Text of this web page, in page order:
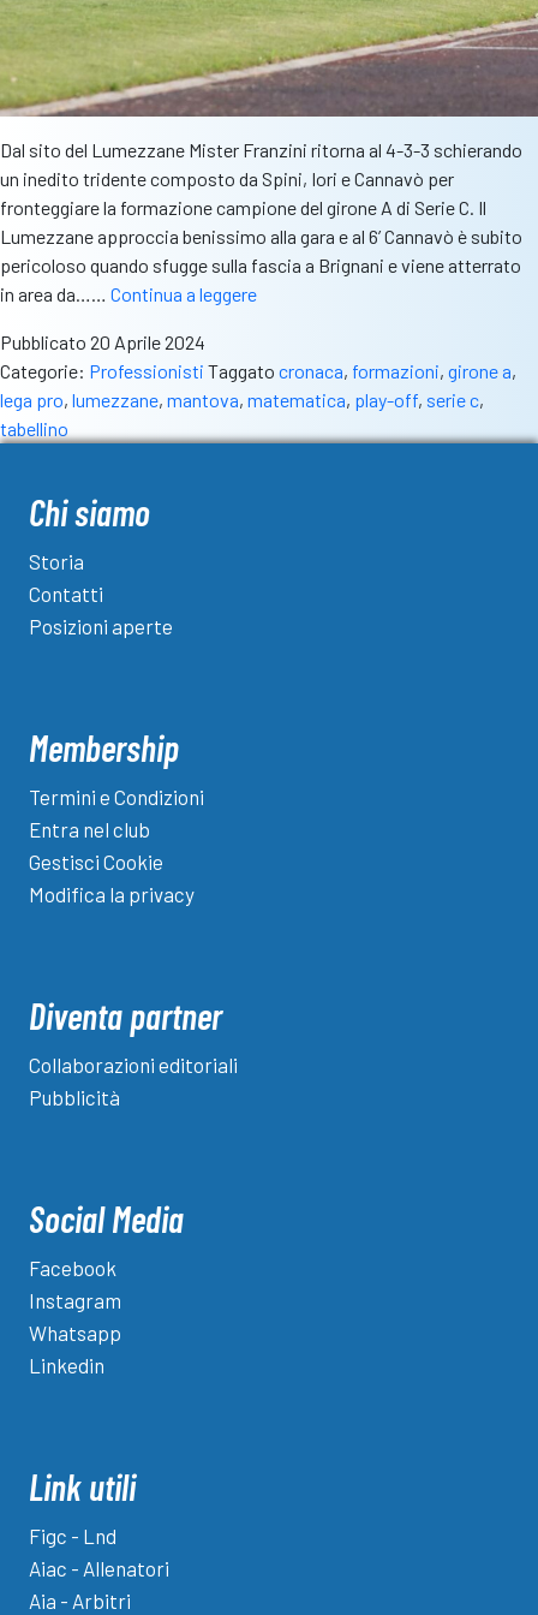
Dal sito del Lumezzane Mister Franzini ritorna al 4-3-3 schierando
un inedito tridente composto da Spini, Iori e Cannavò per
fronteggiare la formazione campione del girone A di Serie C. Il
Lumezzane approccia benissimo alla gara e al 6’ Cannavò è subito
pericoloso quando sfugge sulla fascia a Brignani e viene atterrato
in area da…… Continua a leggereLumezzane-
3:
play
off
Pubblicato 20 Aprile 2024
Categorie: Professionisti Taggato cronaca, formazioni, girone a,
lega pro, lumezzane, mantova, matematica, play-off, serie c,
tabellino
Chi siamo
Storia
Contatti
Posizioni aperte
Membership
Termini e Condizioni
Entra nel club
Gestisci Cookie
Modifica la privacy
Diventa partner
Collaborazioni editoriali
Pubblicità
Social Media
Facebook
Instagram
Whatsapp
Linkedin
Link utili
Figc - Lnd
Aiac - Allenatori
Aia - Arbitri